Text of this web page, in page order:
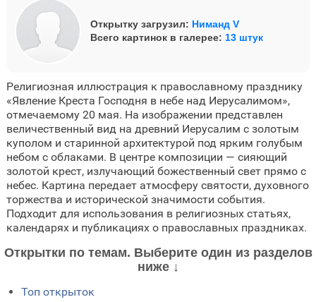
Открытку загрузил: Ниманд V
Всего картинок в галерее: 13 штук
Религиозная иллюстрация к православному празднику
«Явление Креста Господня в небе над Иерусалимом»,
отмечаемому 20 мая. На изображении представлен
величественный вид на древний Иерусалим с золотым
куполом и старинной архитектурой под ярким голубым
небом с облаками. В центре композиции — сияющий
золотой крест, излучающий божественный свет прямо с
небес. Картина передает атмосферу святости, духовного
торжества и исторической значимости события.
Подходит для использования в религиозных статьях,
календарях и публикациях о православных праздниках.
Открытки по темам. Выберите один из разделов
ниже ↓
Топ открыток